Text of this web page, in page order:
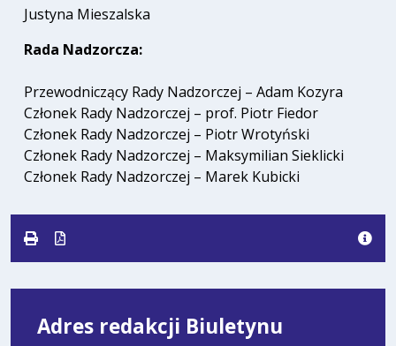
Justyna Mieszalska
Rada Nadzorcza:
Przewodniczący Rady Nadzorczej – Adam Kozyra
Członek Rady Nadzorczej – prof. Piotr Fiedor
Członek Rady Nadzorczej – Piotr Wrotyński
Członek Rady Nadzorczej – Maksymilian Sieklicki
Członek Rady Nadzorczej – Marek Kubicki
Adres redakcji Biuletynu